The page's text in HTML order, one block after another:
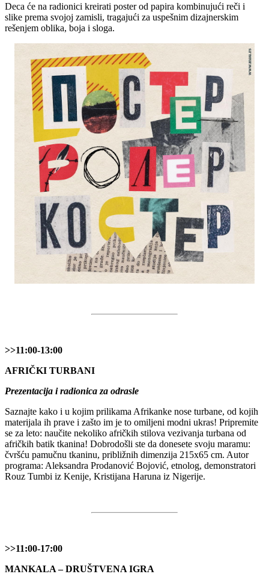
Deca će na radionici kreirati poster od papira kombinujući reči i
slike prema svojoj zamisli, tragajući za uspešnim dizajnerskim
rešenjem oblika, boja i sloga.
>>11:00-13:00
AFRIČKI TURBANI
Prezentacija i radionica za odrasle
Saznajte kako i u kojim prilikama Afrikanke nose turbane, od kojih
materijala ih prave i zašto im je to omiljeni modni ukras! Pripremite
se za leto: naučite nekoliko afričkih stilova vezivanja turbana od
afričkih batik tkanina! Dobrodošli ste da donesete svoju maramu:
čvršću pamučnu tkaninu, približnih dimenzija 215x65 cm. Autor
programa: Aleksandra Prodanović Bojović, etnolog, demonstratori
Rouz Tumbi iz Kenije, Kristijana Haruna iz Nigerije.
>>11:00-17:00
MANKALA – DRUŠTVENA IGRA